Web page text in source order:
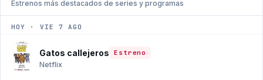
Estrenos más destacados de series y programas
HOY · VIE 7 AGO
Gatos callejeros Estreno
Netflix